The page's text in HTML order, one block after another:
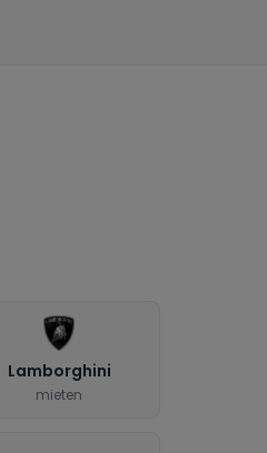
Lamborghini
mieten